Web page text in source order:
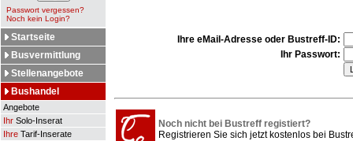
Passwort vergessen?
Noch kein Login?
Startseite
Busvermittlung
Stellenangebote
Bushandel
Angebote
Ihr Solo-Inserat
Ihre Tarif-Inserate
Ihre eMail-Adresse oder Bustreff-ID:
Ihr Passwort:
Noch nicht bei Bustreff registiert?
Registrieren Sie sich jetzt kostenlos bei